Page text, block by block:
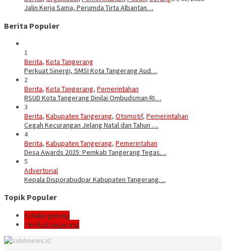
Jalin Kerja Sama, Perumda Tirta Albantan…
Berita Populer
1
Berita, Kota Tangerang
Perkuat Sinergi, SMSI Kota Tangerang Aud…
2
Berita, Kota Tangerang, Pemerintahan
RSUD Kota Tangerang Dinilai Ombudsman RI…
3
Berita, Kabupaten Tangerang, Otomotif, Pemerintahan
Cegah Kecurangan Jelang Natal dan Tahun …
4
Berita, Kabupaten Tangerang, Pemerintahan
Desa Awards 2025: Pemkab Tangerang Tegas…
5
Advertorial
Kepala Disporabudpar Kabupaten Tangerang…
Topik Populer
Kotatangerang
Pemkottangerang